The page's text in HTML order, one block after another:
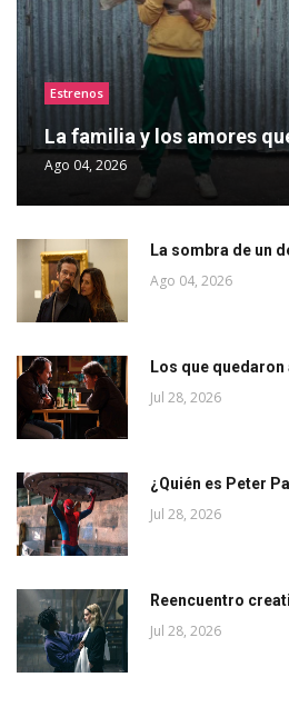
Estrenos
La familia y los amores
Ago 04, 2026
La sombra de un
Ago 04, 2026
Los que quedaron
Jul 28, 2026
¿Quién es Peter
Jul 28, 2026
Reencuentro
Jul 28, 2026